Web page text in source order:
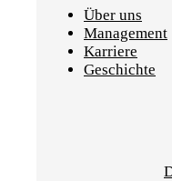
Über uns
Management
Karriere
Geschichte